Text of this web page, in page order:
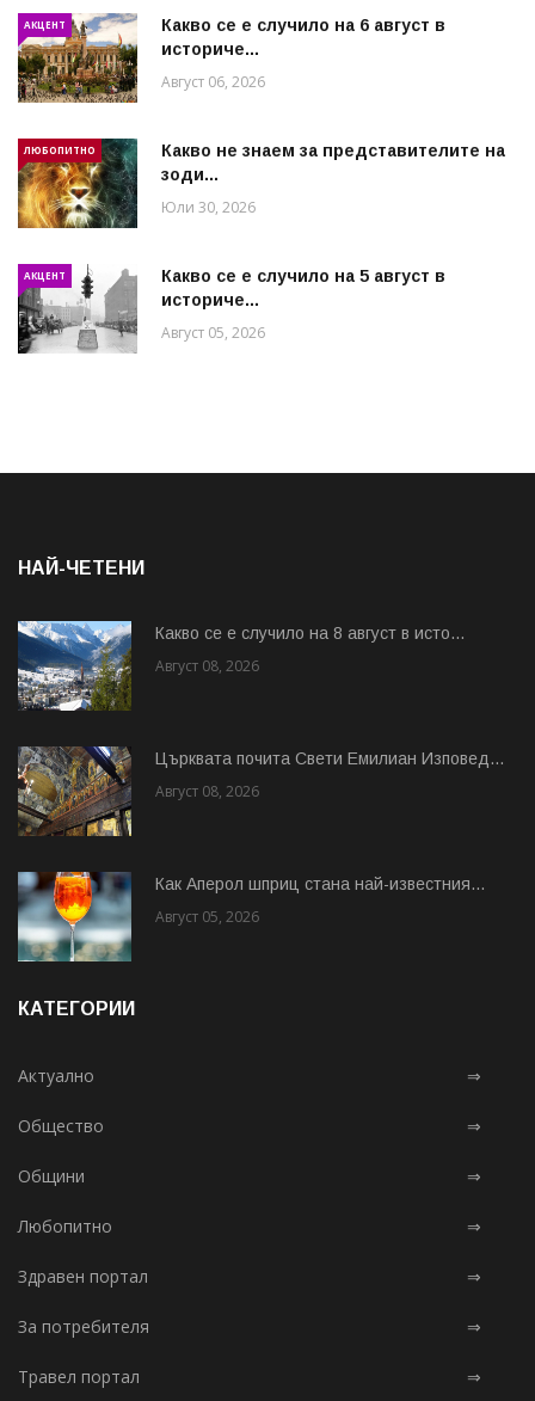
АКЦЕНТ
Какво се е случило на 6 август в
историче...
Август 06, 2026
ЛЮБОПИТНО
Какво не знаем за представителите на
зоди...
Юли 30, 2026
АКЦЕНТ
Какво се е случило на 5 август в
историче...
Август 05, 2026
НАЙ-ЧЕТЕНИ
Какво се е случило на 8 август в исто...
Август 08, 2026
Църквата почита Свeти Емилиан Изповед...
Август 08, 2026
Как Аперол шприц стана най-известния...
Август 05, 2026
КАТЕГОРИИ
Актуално ⇒
Общество ⇒
Общини ⇒
Любопитно ⇒
Здравен портал ⇒
За потребителя ⇒
Травел портал ⇒